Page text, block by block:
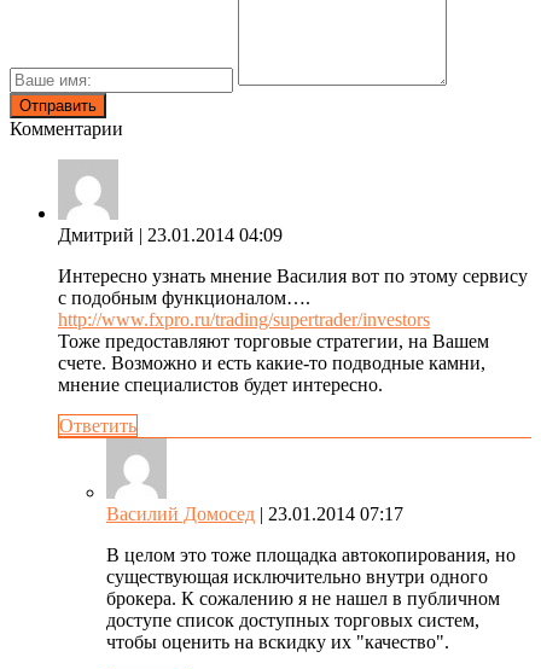
Комментарии
Дмитрий | 23.01.2014 04:09
Интересно узнать мнение Василия вот по этому сервису
с подобным функционалом….
http://www.fxpro.ru/trading/supertrader/investors
Тоже предоставляют торговые стратегии, на Вашем
счете. Возможно и есть какие-то подводные камни,
мнение специалистов будет интересно.
Ответить
Василий Домосед | 23.01.2014 07:17
В целом это тоже площадка автокопирования, но
существующая исключительно внутри одного
брокера. К сожалению я не нашел в публичном
доступе список доступных торговых систем,
чтобы оценить на вскидку их "качество".